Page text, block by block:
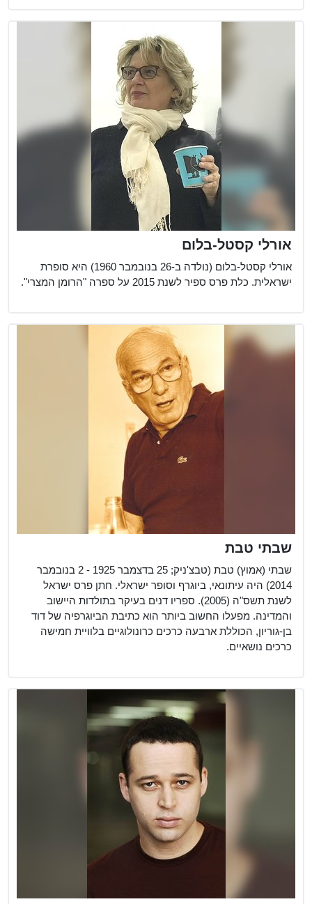
אורלי קסטל-בלום
אורלי קסטל-בלום (נולדה ב-26 בנובמבר 1960) היא סופרת
ישראלית. כלת פרס ספיר לשנת 2015 על ספרה "הרומן המצרי".
שבתי טבת
שבתי (אמוץ) טבת (טבצ'ניק; 25 בדצמבר 1925 - 2 בנובמבר
2014) היה עיתונאי, ביוגרף וסופר ישראלי. חתן פרס ישראל
לשנת תשס"ה (2005). ספריו דנים בעיקר בתולדות היישוב
והמדינה. מפעלו החשוב ביותר הוא כתיבת הביוגרפיה של דוד
בן-גוריון, הכוללת ארבעה כרכים כרונולוגיים בלוויית חמישה
כרכים נושאיים.